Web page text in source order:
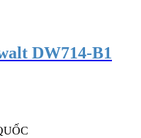
DW714-B1